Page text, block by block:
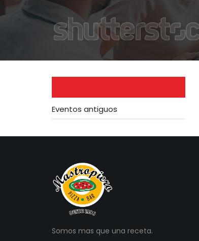
Eventos antiguos
Somos mas que una receta.